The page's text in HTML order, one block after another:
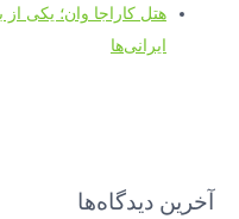
ایرانی‌ها
آخرین دیدگاه‌ها